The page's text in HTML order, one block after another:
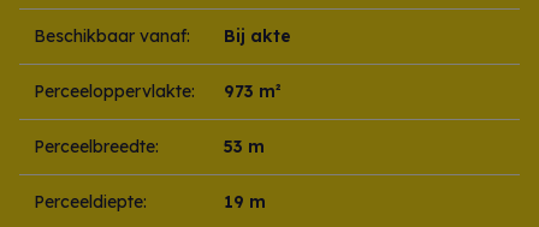
Beschikbaar vanaf: Bij akte
Perceeloppervlakte: 973 m²
Perceelbreedte: 53 m
Perceeldiepte: 19 m